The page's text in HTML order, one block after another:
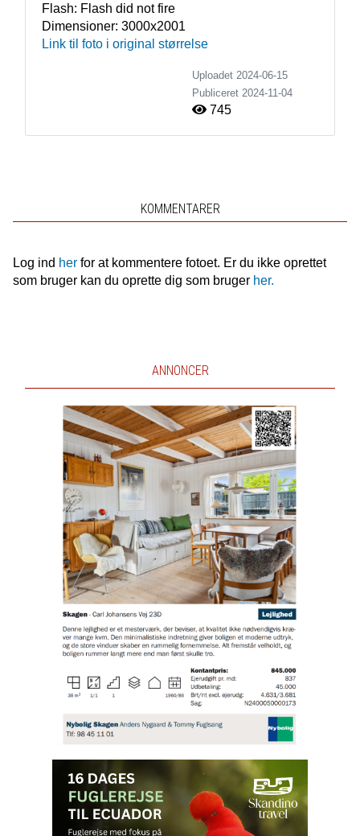
Flash: Flash did not fire
Dimensioner: 3000x2001
Link til foto i original størrelse
Uploadet 2024-06-15
Publiceret 2024-11-04
745
KOMMENTARER
Log ind herfor at kommentere fotoet. Er du ikke oprettet
som bruger kan du oprette dig som bruger her.
ANNONCER